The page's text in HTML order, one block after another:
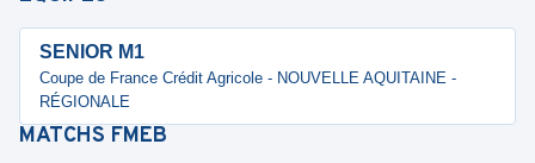
SENIOR M1
Coupe de France Crédit Agricole - NOUVELLE AQUITAINE -
RÉGIONALE
MATCHS FMEB